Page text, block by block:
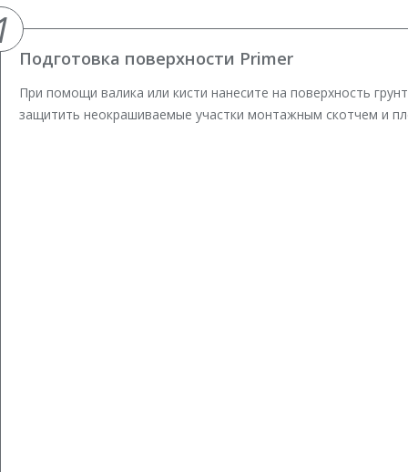
Подготовка поверхности Primer
При помощи валика или кисти нанесите на поверхность
защитить неокрашиваемые участки монтажным скотчем и